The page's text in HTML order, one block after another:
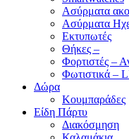
Ασύρματα
Ασύρματα
Εκτυπωτές
Θήκες –
Φορτιστές –
Φωτιστικά –
Δώρα
Κουμπαράδες
Είδη Πάρτυ
Διακόσμηση